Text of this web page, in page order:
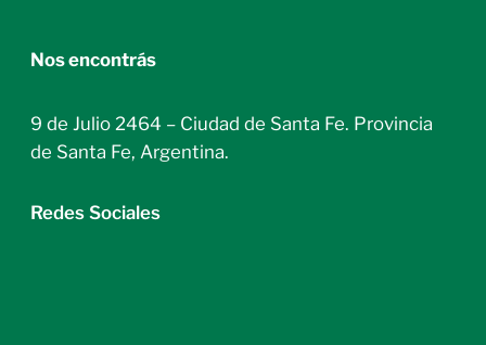
Nos encontrás
9 de Julio 2464 – Ciudad de Santa Fe. Provincia
de Santa Fe, Argentina.
Redes Sociales